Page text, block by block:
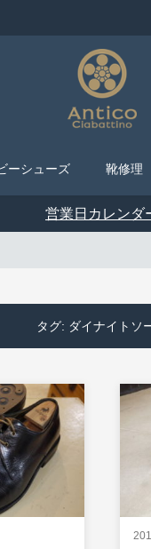
ーシューズ 靴修理
営業日カレンダ
タグ: ダイナイトソ